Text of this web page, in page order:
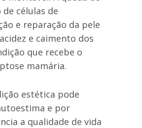
células de
e reparação da pele
e caimento dos
que recebe o
mamária.
estética pode
e por
a qualidade de vida